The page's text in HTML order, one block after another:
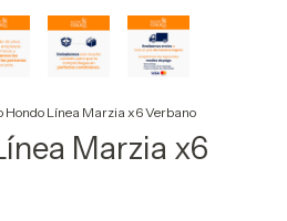
Hondo Línea Marzia x6 Verbano
Marzia x6